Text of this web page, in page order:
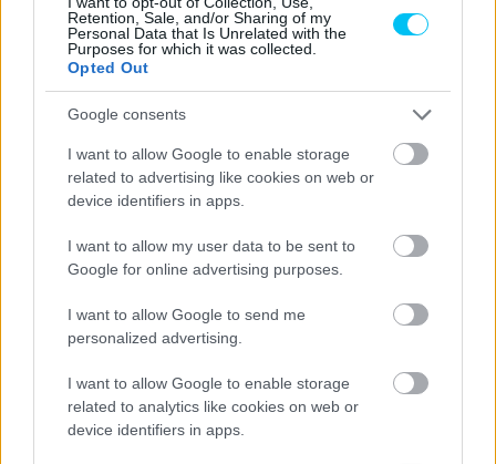
Retention, Sale, and/or Sharing of my
Personal Data that Is Unrelated with the
Purposes for which it was collected.
Opted Out
Google consents
I want to allow Google to enable storage
related to advertising like cookies on web or
device identifiers in apps.
I want to allow my user data to be sent to
Google for online advertising purposes.
I want to allow Google to send me
personalized advertising.
I want to allow Google to enable storage
related to analytics like cookies on web or
device identifiers in apps.